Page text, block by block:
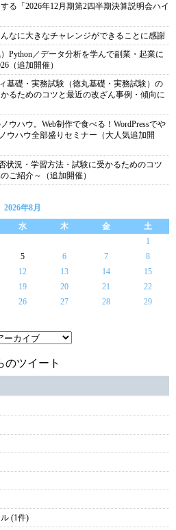
る「2026年12月期第2四半期決算説明会ハイ
なに大きなチャレンジができることに感謝
Python／データ分析を学んで副業・起業に
（追加開催）
基礎・実務試験（徳丸基礎・実務試験）の
るためのコツと最近の改ざん事例・傾向に
ウハウ。Web制作で食べる！WordPressでや
ウハウ全部盛りセミナー（大人気追加開
状況・学習方法・試験に受かるためのコツ
ご紹介～（追加開催）
2026年8月
水 木 金
土
1
5 6 7
8
12 13 14
15
19 20 21
22
26 27 28
29
のツイート
(1件)